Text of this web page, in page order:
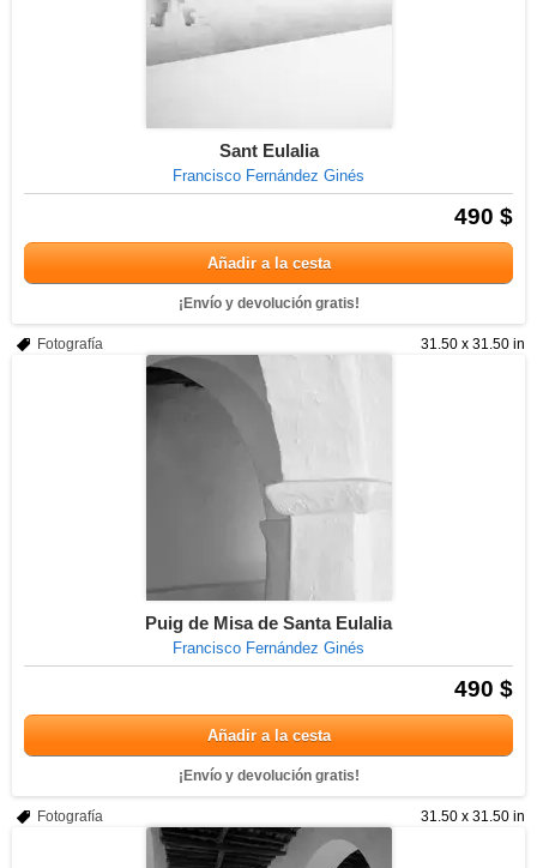
Sant Eulalia
Francisco Fernández Ginés
490 $
Añadir a la cesta
¡Envío y devolución gratis!
31.50 x 31.50 in
Fotografía
Puig de Misa de Santa Eulalia
Francisco Fernández Ginés
490 $
Añadir a la cesta
¡Envío y devolución gratis!
31.50 x 31.50 in
Fotografía